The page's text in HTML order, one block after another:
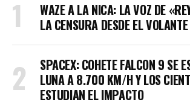
WAZE A LA NICA: LA VOZ DE
LA CENSURA DESDE EL VOLANTE
SPACEX: COHETE FALCON 9 SE
LUNA A 8.700 KM/H Y LOS
ESTUDIAN EL IMPACTO